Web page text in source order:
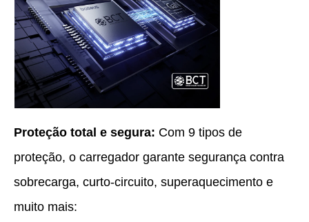
Proteção total e segura: Com 9 tipos de
proteção, o carregador garante segurança contra
sobrecarga, curto-circuito, superaquecimento e
muito mais: